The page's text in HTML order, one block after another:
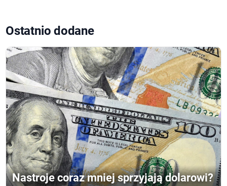
Ostatnio dodane
Nastroje coraz mniej sprzyjają dolarowi?